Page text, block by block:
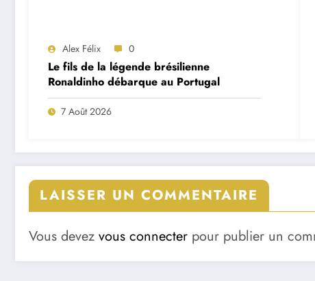
Alex Félix 0
Le fils de la légende brésilienne
Ronaldinho débarque au Portugal
7 Août 2026
LAISSER UN COMMENTAIRE
Vous devez vous connecter pour publier un